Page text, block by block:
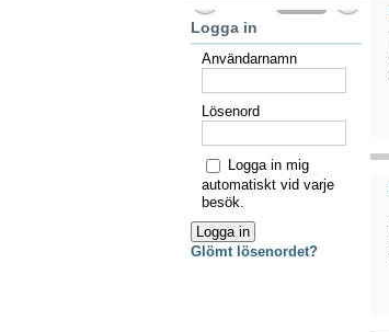
Logga in
Användarnamn
Lösenord
Logga in mig
automatiskt vid varje
besök.
Glömt lösenordet?